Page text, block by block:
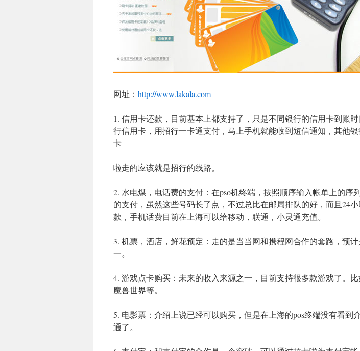
网址： http://www.lakala.com
1. 信用卡还款，目前基本上都支持了，只是不同银行的信用卡到账
行信用卡，用招行一卡通支付，马上手机就能收到短信通知，其他
卡
啦走的应该就是招行的线路。
2. 水电煤，电话费的支付：在pso机终端，按照顺序输入帐单上的序
的支付，虽然这些号码长了点，不过总比在邮局排队的好，而且24
款，手机话费目前在上海可以给移动，联通，小灵通充值。
3. 机票，酒店，鲜花预定：走的是当当网和携程网合作的套路，预
一。
4. 游戏点卡购买：未来的收入来源之一，目前支持很多款游戏了。比
魔兽世界等。
5. 电影票：介绍上说已经可以购买，但是在上海的pos终端没有看到
通了。